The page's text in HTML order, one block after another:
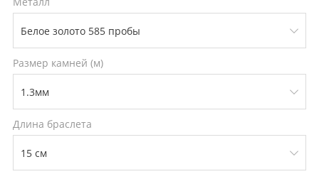
Размер камней (м)
Длина браслета